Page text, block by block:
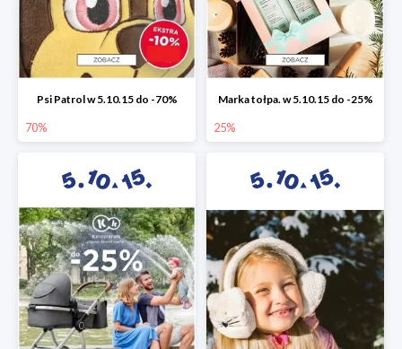
Psi Patrol w 5.10.15 do -70%
70%
Marka tołpa. w 5.10.15 do -25%
25%